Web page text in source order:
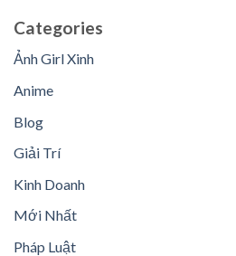
Categories
Ảnh Girl Xinh
Anime
Blog
Giải Trí
Kinh Doanh
Mới Nhất
Pháp Luật